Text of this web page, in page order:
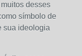
desses
símbolo de
sua ideologia